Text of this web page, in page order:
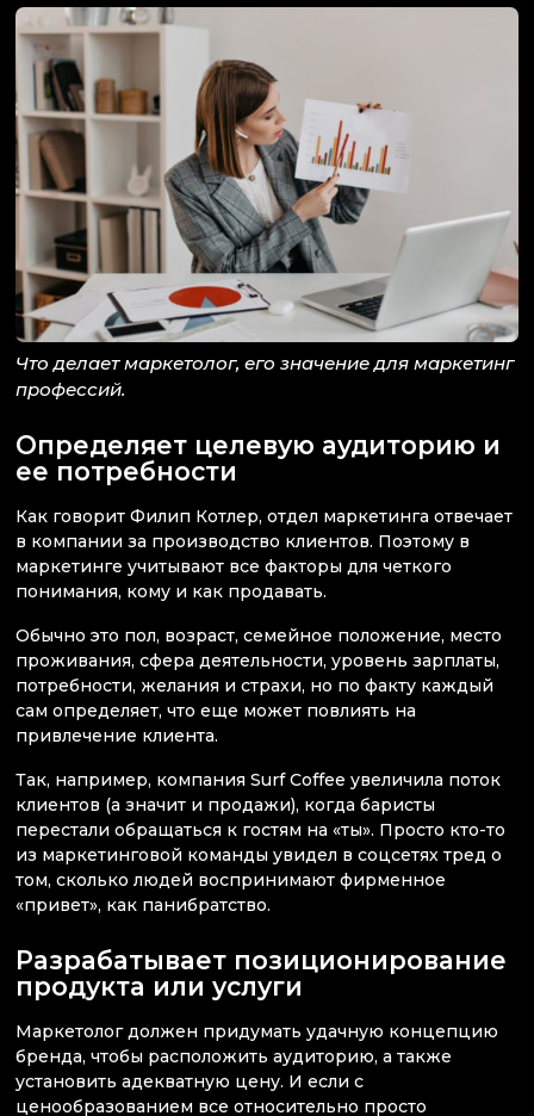
Что делает маркетолог, его значение для маркетинг
профессий.
Определяет целевую аудиторию и
ее потребности
Как говорит Филип Котлер, отдел маркетинга отвечает
в компании за производство клиентов. Поэтому в
маркетинге учитывают все факторы для четкого
понимания, кому и как продавать.
Обычно это пол, возраст, семейное положение, место
проживания, сфера деятельности, уровень зарплаты,
потребности, желания и страхи, но по факту каждый
сам определяет, что еще может повлиять на
привлечение клиента.
Так, например, компания Surf Coffee увеличила поток
клиентов (а значит и продажи), когда баристы
перестали обращаться к гостям на «ты». Просто кто-то
из маркетинговой команды увидел в соцсетях тред о
том, сколько людей воспринимают фирменное
«привет», как панибратство.
Разрабатывает позиционирование
продукта или услуги
Маркетолог должен придумать удачную концепцию
бренда, чтобы расположить аудиторию, а также
установить адекватную цену. И если с
ценообразованием все относительно просто